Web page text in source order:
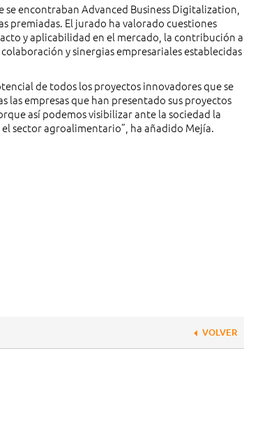
encontraban Advanced Business Digitalization,
premiadas. El jurado ha valorado cuestiones
y aplicabilidad en el mercado, la contribución a
y sinergias empresariales establecidas
de todos los proyectos innovadores que se
las empresas que han presentado sus proyectos
así podemos visibilizar ante la sociedad la
sector agroalimentario”, ha añadido Mejía.
VOLVER